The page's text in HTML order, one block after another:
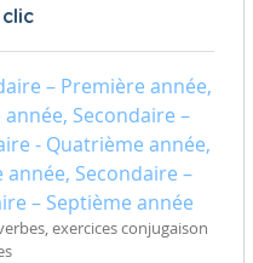
– Première année,
Secondaire –
- Quatrième année,
Secondaire –
– Septième année
exercices conjugaison